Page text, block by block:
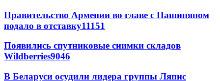
Правительство Армении во главе с Пашиняном
подало в отставку11151
Появились спутниковые снимки складов
Wildberries9046
В Беларуси осудили лидера группы Ляпис